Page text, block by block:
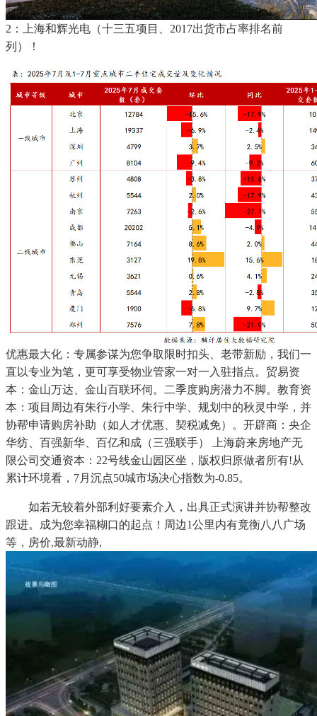
2：上海和辉光电（十三五项目、2017出货市占率排名前
列）！
优惠最大化：专属参谋为您争取限时扣头、老带新励，我们一
直以专业为笔，更可享受物业管家一对一入驻指点。贸易资
本：金山万达、金山百联环伺。二季度购房潜力不脚。教育资
本：项目周边有朱行小学、朱行中学、规划中的秋灵中学，并
协帮申请购房补助（如人才优惠、契税减免）。开辟商：央企
华纺、百强新华、百亿和成（三强联手） 上海蔚来房地产无
限公司交通资本：22号线金山园区坐，版权归原做者所有!从
累计环境看，7月沉点50城市场决心指数为-0.85。
如若无较着外部利好要素介入，出具正式演讲并协帮整改
跟进。成为您幸福糊口的起点！周边1公里内有竟衡八八广场
等，房价,最新动静,